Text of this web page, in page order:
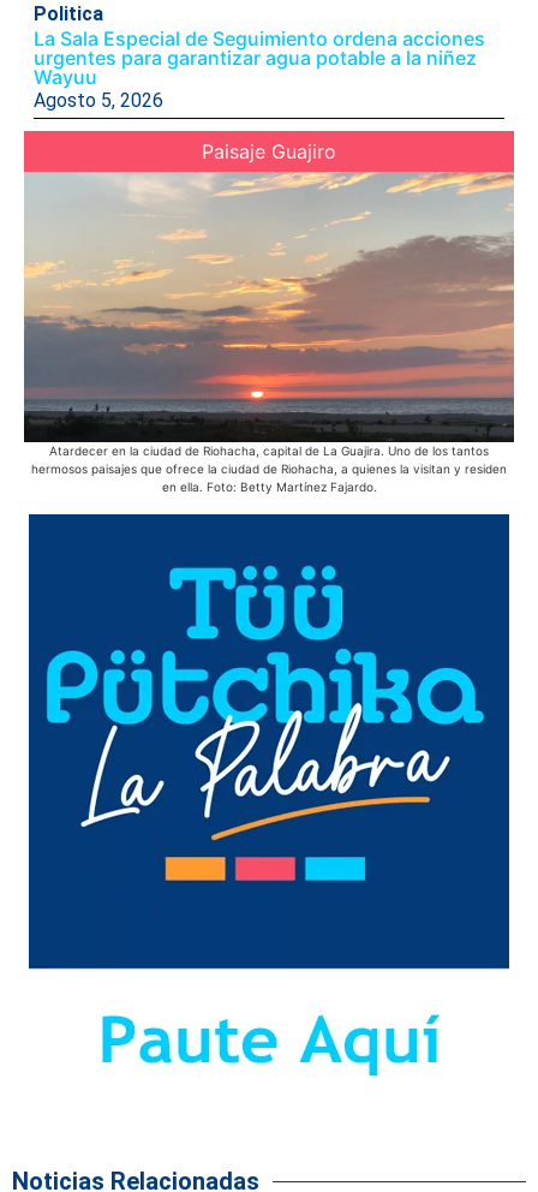
Politica
La Sala Especial de Seguimiento ordena acciones
urgentes para garantizar agua potable a la niñez
Wayuu
Agosto 5, 2026
Paisaje Guajiro
Atardecer en la ciudad de Riohacha, capital de La Guajira. Uno de los tantos
hermosos paisajes que ofrece la ciudad de Riohacha, a quienes la visitan y residen
en ella. Foto: Betty Martínez Fajardo.
Noticias Relacionadas